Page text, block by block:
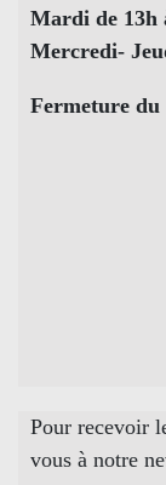
Mardi de 13h
Mercredi-
Fermeture du
Pour recevoir
vous à notre